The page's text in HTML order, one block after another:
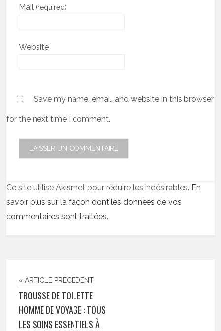
Mail (required)
Website
Save my name, email, and website in this browser
for the next time I comment.
Ce site utilise Akismet pour réduire les indésirables. En
savoir plus sur la façon dont les données de vos
commentaires sont traitées.
« ARTICLE PRÉCÉDENT
TROUSSE DE TOILETTE
HOMME DE VOYAGE : TOUS
LES SOINS ESSENTIELS À